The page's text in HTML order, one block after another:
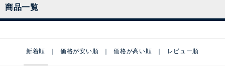
商品一覧
新着順 価格が安い順 価格が高い順 レビュー順